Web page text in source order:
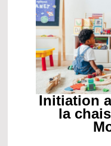
Initiation
la